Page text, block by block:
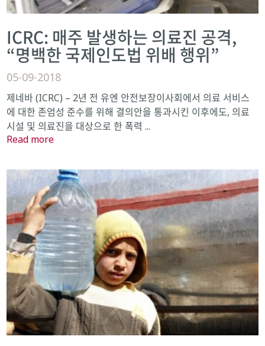
ICRC: 매주 발생하는 의료진 공격,
“명백한 국제인도법 위배 행위”
05-09-2018
제네바 (ICRC) – 2년 전 유엔 안전보장이사회에서 의료 서비스
에 대한 존엄성 준수를 위해 결의안을 통과시킨 이후에도, 의료
시설 및 의료진을 대상으로 한 폭력 ...
Read more